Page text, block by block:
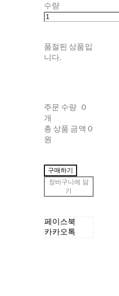
수량
품절된 상품입
니다.
주문 수량 0
개
총 상품 금액 0
원
구매하기
장바구니에 담
기
페이스북
카카오톡